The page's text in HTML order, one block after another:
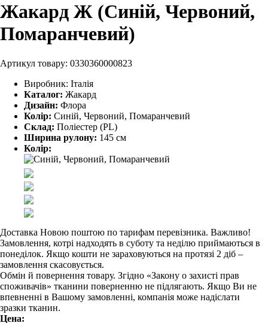
Жакард Ж (Синій, Червоний,
Помаранчевий)
Артикул товару: 0330360000823
Виробник: Італія
Каталог: Жакард
Дизайн: Флора
Колір: Синій, Червоний, Помаранчевий
Склад: Поліестер (PL)
Ширина рулону: 145 см
Колір:
Доставка Новою поштою по тарифам перевізника. Важливо!
Замовлення, котрі надходять в суботу та неділю приймаються в
понеділок. Якщо кошти не зараховуються на протязі 2 діб –
замовлення скасовується.
Обмін й повернення товару. Згідно «Закону о захисті прав
споживачів» тканини поверненню не підлягають. Якщо Ви не
впевненні в Вашому замовленні, компанія може надіслати
зразки тканин.
Цена: